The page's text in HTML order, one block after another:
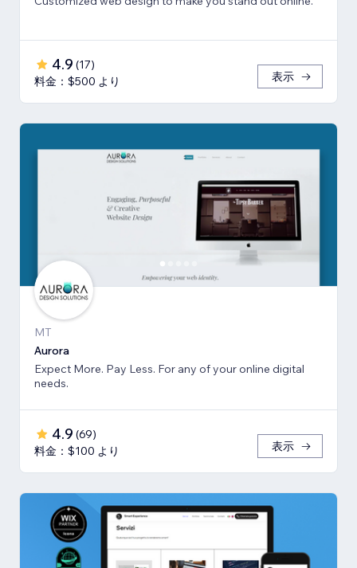
4.9 (17)
料金：$500 より
表示
MT
Aurora
Expect More. Pay Less. For any of your online digital
needs.
4.9 (69)
料金：$100 より
表示